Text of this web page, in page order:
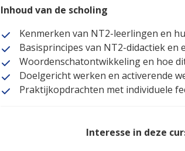
Inhoud van de scholing
Kenmerken van NT2-leerlingen en
Basisprincipes van NT2-didactiek en
Woordenschatontwikkeling en hoe
Doelgericht werken en activerende
Praktijkopdrachten met individuele
Interesse in deze